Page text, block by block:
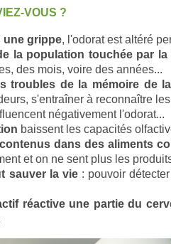
VOUS ?
une grippe, l'odorat est altéré
la population touchée par la
des mois, voire des années...
troubles de la mémoire de
s'entraîner à reconnaître
négativement l'odorat...
baissent les capacités
dans des aliments
et on ne sent plus les
sauver la vie: pouvoir
réactive une partie du